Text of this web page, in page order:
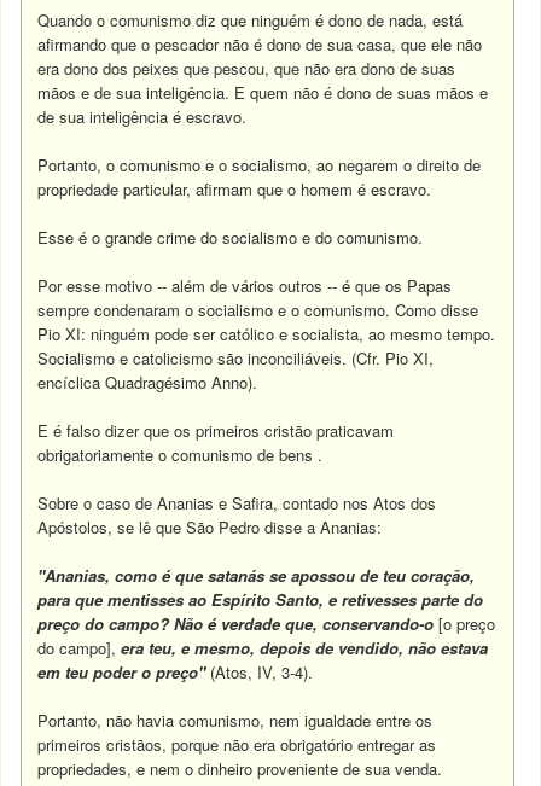
Quando o comunismo diz que ninguém é dono de nada, está
afirmando que o pescador não é dono de sua casa, que ele não
era dono dos peixes que pescou, que não era dono de suas
mãos e de sua inteligência. E quem não é dono de suas mãos e
de sua inteligência é escravo.
Portanto, o comunismo e o socialismo, ao negarem o direito de
propriedade particular, afirmam que o homem é escravo.
Esse é o grande crime do socialismo e do comunismo.
Por esse motivo -- além de vários outros -- é que os Papas
sempre condenaram o socialismo e o comunismo. Como disse
Pio XI: ninguém pode ser católico e socialista, ao mesmo tempo.
Socialismo e catolicismo são inconciliáveis. (Cfr. Pio XI,
encíclica Quadragésimo Anno).
E é falso dizer que os primeiros cristão praticavam
obrigatoriamente o comunismo de bens .
Sobre o caso de Ananias e Safira, contado nos Atos dos
Apóstolos, se lê que São Pedro disse a Ananias:
"Ananias, como é que satanás se apossou de teu coração,
para que mentisses ao Espírito Santo, e retivesses parte do
preço do campo? Não é verdade que, conservando-o [o preço
do campo],era teu, e mesmo, depois de vendido, não estava
em teu poder o preço"(Atos, IV, 3-4).
Portanto, não havia comunismo, nem igualdade entre os
primeiros cristãos, porque não era obrigatório entregar as
propriedades, e nem o dinheiro proveniente de sua venda.